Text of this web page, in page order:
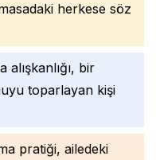
herkese söz
alışkanlığı, bir
toparlayan kişi
pratiği, ailedeki